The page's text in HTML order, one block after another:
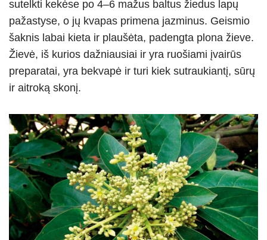
sutelkti kekėse po 4–6 mažus baltus žiedus lapų
pažastyse, o jų kvapas primena jazminus. Geismio
šaknis labai kieta ir plaušėta, padengta plona žieve.
Žievė, iš kurios dažniausiai ir yra ruošiami įvairūs
preparatai, yra bekvapė ir turi kiek sutraukiantį, sūrų
ir aitroką skonį.